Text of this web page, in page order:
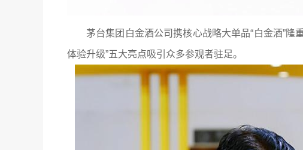
茅台集团白金酒公司携核心战略大单品“白金酒”
体验升级”五大亮点吸引众多参观者驻足。